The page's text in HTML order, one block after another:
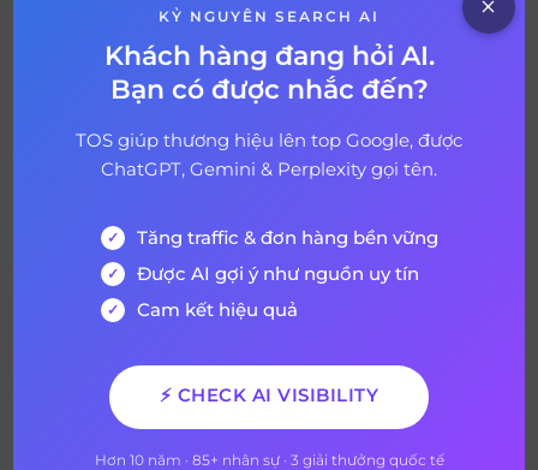
ChatGPT Ads là gì? Quảng cáo trên
Marketing 2026
Xem thêm
KỶ NGUYÊN SEARCH AI
Khách hàng đang hỏi AI.
Bạn có được nhắc đến?
TOS giúp thương hiệu lên top Google, được
ChatGPT, Gemini & Perplexity gọi tên.
Tăng traffic & đơn hàng bền vững
Được AI gợi ý như nguồn uy tín
Cam kết hiệu quả
⚡ CHECK AI VISIBILITY
Hơn 10 năm · 85+ nhân sự · 3 giải thưởng quốc tế